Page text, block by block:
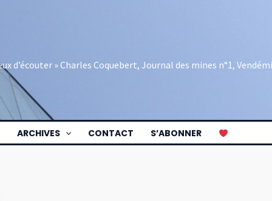
d’écouter » Charles Coquebert, Journal des mines n°1,
ARCHIVES CONTACT S’ABONNER